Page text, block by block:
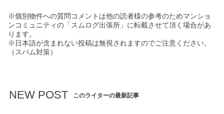
※個別物件への質問コメントは他の読者様の参考のためマンショ
ンコミュニティの「スムログ出張所」に転載させて頂く場合があ
ります。
※日本語が含まれない投稿は無視されますのでご注意ください。
（スパム対策）
NEW POST このライターの最新記事